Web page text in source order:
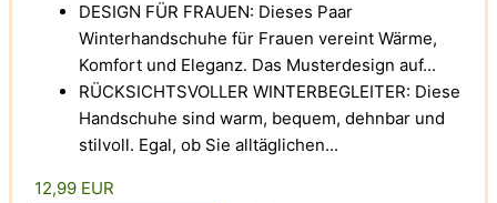
DESIGN FÜR FRAUEN: Dieses Paar
Winterhandschuhe für Frauen vereint Wärme,
Komfort und Eleganz. Das Musterdesign auf...
RÜCKSICHTSVOLLER WINTERBEGLEITER: Diese
Handschuhe sind warm, bequem, dehnbar und
stilvoll. Egal, ob Sie alltäglichen...
12,99 EUR